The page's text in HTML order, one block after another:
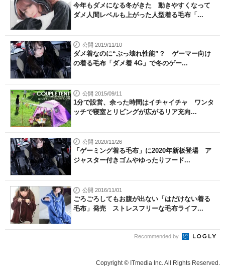
今年もダメになる冬がきた 動きやすくなって
ダメ人間レベルも上がった人型着る毛布「...
公開 2019/11/10
ダメ着なのに“ぶっ壊れ性能”？ ゲーマー向け
の着る毛布「ダメ着 4G」で冬のゲー...
公開 2015/09/11
1分で設営、余った時間はイチャイチャ ワンタ
ッチで寝室とリビングが広がるリア充向...
公開 2020/11/26
「ゲーミング着る毛布」に2020年新板登場 ア
ジャスター付きゴムやゆったりフード...
公開 2016/11/01
ごろごろしてもお腹が出ない「はだけない着る
毛布」発売 ストレスフリーな毛布ライフ...
Recommended by
Copyright © ITmedia Inc. All Rights Reserved.